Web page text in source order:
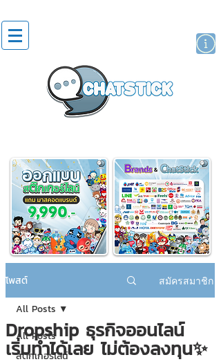
โพสต์ สมัครสมาชิก
All Posts
สติกเกอร์ไลน์
All Posts
Dropship ธุรกิจออนไลน์
เริ่มทำได้เลย ไม่ต้องลงทุน✨